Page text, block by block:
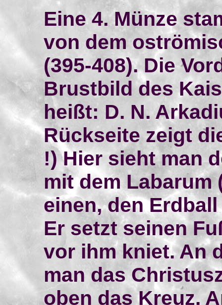
Eine 4. Münze
von dem
(395-408). Die
Brustbild des
heißt: D. N.
Rückseite zeigt
!) Hier sieht man
mit dem Labarum
einen, den
Er setzt seinen
vor ihm kniet. An
man das
oben das Kreuz.